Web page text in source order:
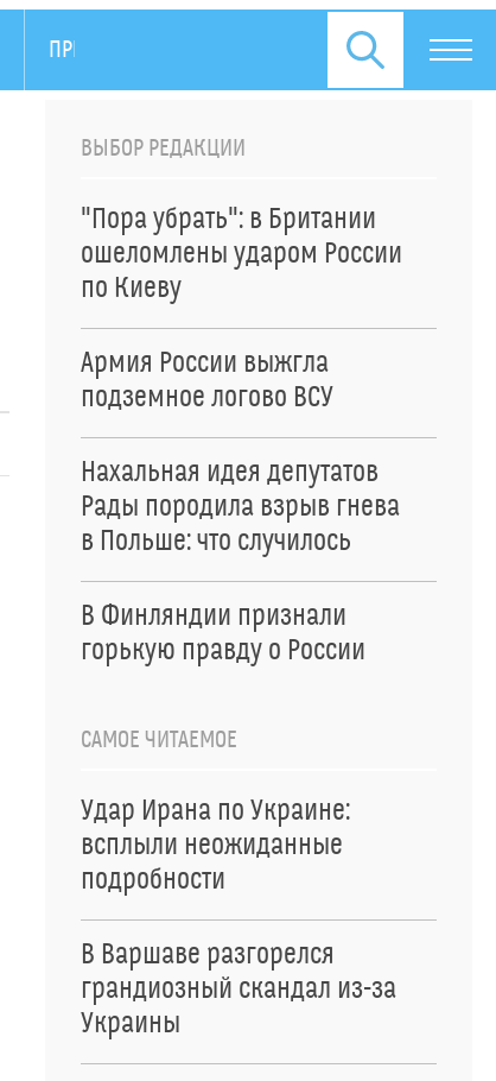
ПРЕСС-РЕЛИЗЫ
ВЫБОР РЕДАКЦИИ
"Пора убрать": в Британии
ошеломлены ударом России
по Киеву
Армия России выжгла
подземное логово ВСУ
Нахальная идея депутатов
Рады породила взрыв гнева
в Польше: что случилось
В Финляндии признали
горькую правду о России
САМОЕ ЧИТАЕМОЕ
Удар Ирана по Украине:
всплыли неожиданные
подробности
В Варшаве разгорелся
грандиозный скандал из-за
Украины